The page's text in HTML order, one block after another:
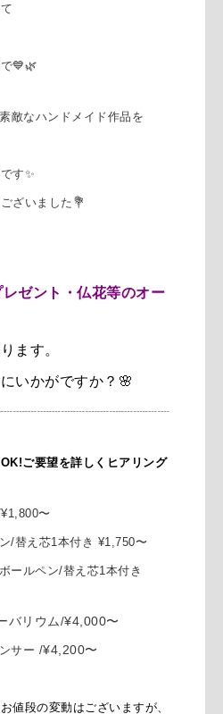
💙🌿
敵なハンドメイド作品を
す✨
ざいました💐
ゼント・仏花等のオー
ます。
いかがですか？🌸
┈┈┈┈┈┈┈┈┈┈┈┈┈
ご要望を詳しく ヒアリング
¥1,800〜
/替え芯1本付き ¥1,750〜
ールペン/替え芯1本付き
バリウム /¥4,000〜
サー /¥4,200〜
値段の変動はございますが、